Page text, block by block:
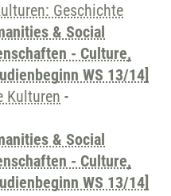
Geschichte
& Social
- Culture,
WS 13/14]
Kulturen -
& Social
- Culture,
WS 13/14]